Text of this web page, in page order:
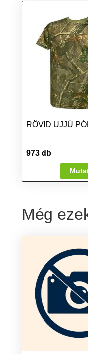
RÖVID UJJÚ
973 db
Még